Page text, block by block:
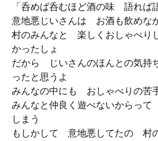
「呑めば呑むほど酒の味 語れば
意地悪じいさんは お酒も飲めな
村のみんなと 楽しくおしゃべり
かったしょ
だから じいさんのほんとの気持
ったと思うよ
みんなの中にも おしゃべりの苦
みんなと仲良く遊べないからっ
しまう
もしかして 意地悪してたの 村